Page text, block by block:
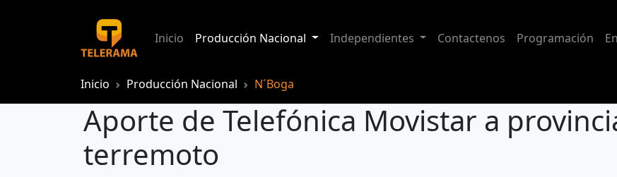
Inicio Producción Nacional Independientes Contactenos Programación
Inicio Producción Nacional N´Boga
Aporte de Telefónica Movistar a
terremoto